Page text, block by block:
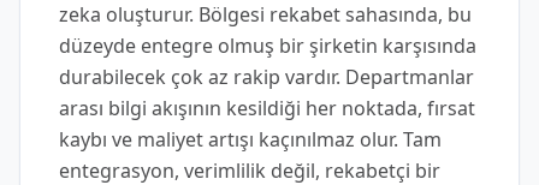
zeka oluşturur. Bölgesi rekabet sahasında, bu
düzeyde entegre olmuş bir şirketin karşısında
durabilecek çok az rakip vardır. Departmanlar
arası bilgi akışının kesildiği her noktada, fırsat
kaybı ve maliyet artışı kaçınılmaz olur. Tam
entegrasyon, verimlilik değil, rekabetçi bir